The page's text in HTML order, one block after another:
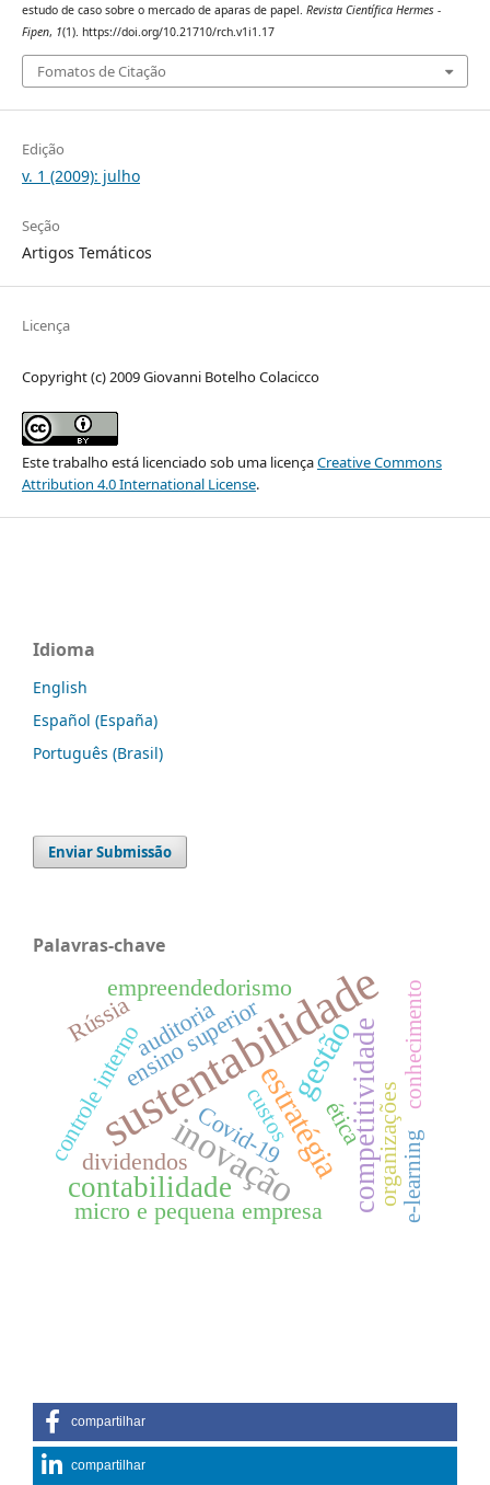
estudo de caso sobre o mercado de aparas de papel. Revista Científica Hermes -
Fipen, 1(1). https://doi.org/10.21710/rch.v1i1.17
Fomatos de Citação
Edição
v. 1 (2009): julho
Seção
Artigos Temáticos
Licença
Copyright (c) 2009 Giovanni Botelho Colacicco
Este trabalho está licenciado sob uma licençaCreative Commons
Attribution 4.0 International License.
Idioma
English
Español (España)
Português (Brasil)
Enviar Submissão
Palavras-chave
sustentabilidade
inovaçãoestratégia
gestãocompetitividade
contabilidade
ensino superior
empreendedorismo
controle interno ética
auditoria
Covid-19
dividendos
micro e pequena empresa
Rússia
organizaçõese-learning
conhecimento
custos
compartilhar
compartilhar